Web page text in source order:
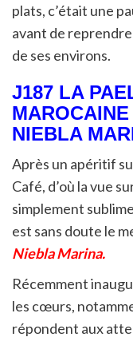
plats, c’était une
avant de
de ses environs.
J187 LA
NIEBLA
Après un apéritif
Café, d’où la vue
simplement
est sans doute le
Niebla Marina.
Récemment
les cœurs,
répondent aux